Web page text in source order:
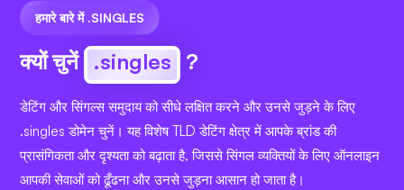
हमारे बारे में .SINGLES
क्यों चुनें .singles ?
डेटिंग और सिंगल्स समुदाय को सीधे लक्षित करने और उनसे जुड़ने के लिए
.singles डोमेन चुनें। यह विशेष TLD डेटिंग क्षेत्र में आपके ब्रांड की
प्रासंगिकता और दृश्यता को बढ़ाता है, जिससे सिंगल व्यक्तियों के लिए ऑनलाइन
आपकी सेवाओं को ढूँढना और उनसे जुड़ना आसान हो जाता है।